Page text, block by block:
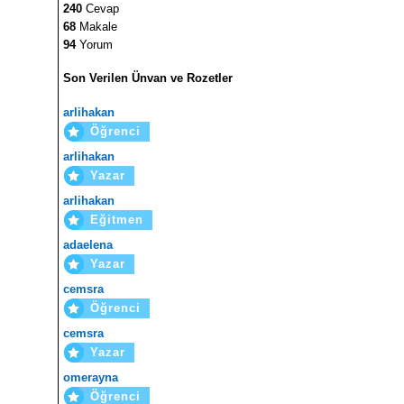
240 Cevap
68 Makale
94Yorum
Son Verilen Ünvan ve Rozetler
arlihakan
Öğrenci
arlihakan
Yazar
arlihakan
Eğitmen
adaelena
Yazar
cemsra
Öğrenci
cemsra
Yazar
omerayna
Öğrenci